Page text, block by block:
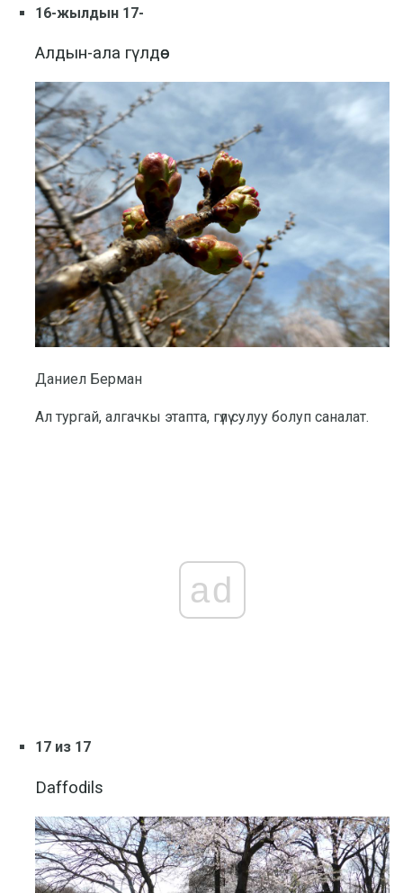
16-жылдын 17-
Алдын-ала гүлдөө
Даниел Берман
Ал тургай, алгачкы этапта, гүлү сулуу болуп саналат.
ad
17 из 17
Daffodils